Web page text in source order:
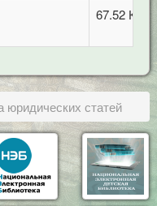
67.52
юридических статей